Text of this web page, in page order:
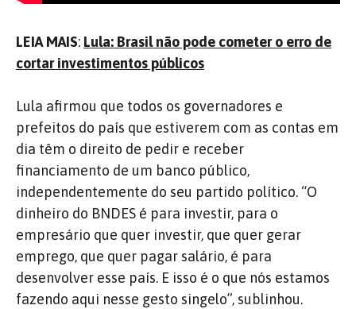
LEIA MAIS: Lula: Brasil não pode cometer o erro de
cortar investimentos públicos
Lula afirmou que todos os governadores e
prefeitos do país que estiverem com as contas em
dia têm o direito de pedir e receber
financiamento de um banco público,
independentemente do seu partido político. “O
dinheiro do BNDES é para investir, para o
empresário que quer investir, que quer gerar
emprego, que quer pagar salário, é para
desenvolver esse país. E isso é o que nós estamos
fazendo aqui nesse gesto singelo”, sublinhou.